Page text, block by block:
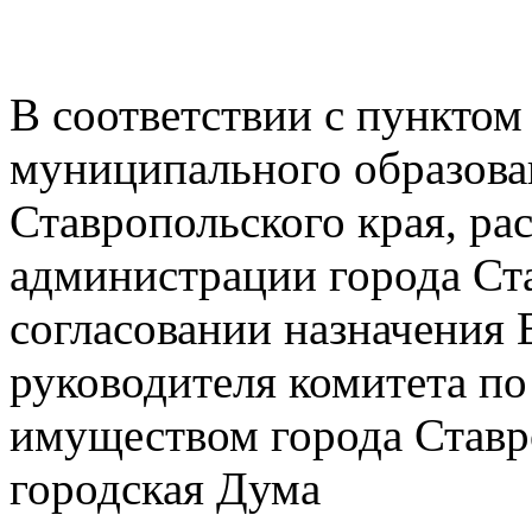
В соответствии с
муниципального
Ставропольского края,
администрации города
согласовании
руководителя комитета
имуществом города
городская Дума